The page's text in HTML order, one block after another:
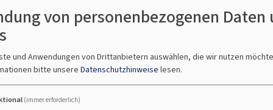
www.aktiv-gegen-missbrauch-elkb.de
Steppach, Pommersfelden und Limbach haben am 1. Oktober ihr
sexualisierte Gewalt beschlossen. Dieses Schutzkonzept
der Südregion des Dekanats Bamberg erarbeitet und von der
von personenbezogenen Daten
und Anwendungen von Drittanbietern auswählen, die wir nutzen
bitte unsere Datenschutzhinweise lesen.
(immer erforderlich)